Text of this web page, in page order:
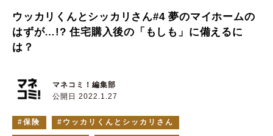
ウッカリくんとシッカリさん#4 夢のマイホームの
はずが…!? 住宅購入後の「もしも」に備えるに
は？
公開日 2022.1.27
マネコミ！編集部
保険 ウッカリくんとシッカリさん